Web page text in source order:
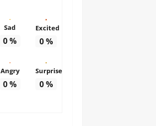
Sad
0%
Excited
0%
Angry
0%
Surprise
0%